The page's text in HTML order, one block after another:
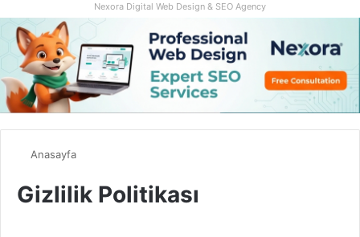
Nexora Digital Web Design & SEO Agency
Anasayfa
Gizlilik Politikası